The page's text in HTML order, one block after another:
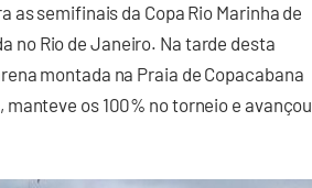
as semifinais da Copa Rio Marinha de
no Rio de Janeiro. Na tarde desta
montada na Praia de Copacabana
os 100% no torneio e avançou